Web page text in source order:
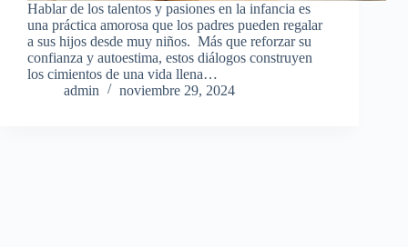
Hablar de los talentos y pasiones en la infancia es
una práctica amorosa que los padres pueden regalar
a sus hijos desde muy niños. Más que reforzar su
confianza y autoestima, estos diálogos construyen
los cimientos de una vida llena…
admin
noviembre 29, 2024